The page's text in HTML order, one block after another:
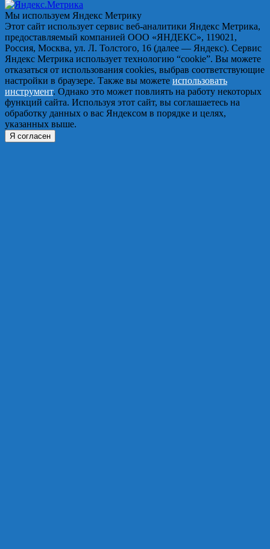
Мы используем Яндекс Метрику
Этот сайт использует сервис веб-аналитики Яндекс Метрика,
предоставляемый компанией ООО «ЯНДЕКС», 119021,
Россия, Москва, ул. Л. Толстого, 16 (далее — Яндекс). Сервис
Яндекс Метрика использует технологию “cookie”. Вы можете
отказаться от использования cookies, выбрав соответствующие
настройки в браузере. Также вы можете использовать
инструмент. Однако это может повлиять на работу некоторых
функций сайта. Используя этот сайт, вы соглашаетесь на
обработку данных о вас Яндексом в порядке и целях,
указанных выше.
Я согласен